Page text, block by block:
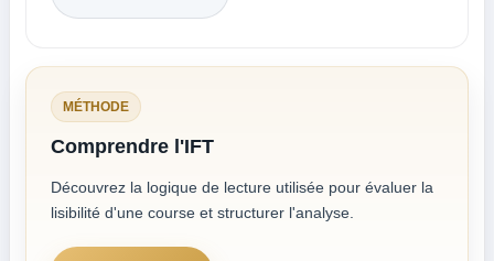
MÉTHODE
Comprendre l'IFT
Découvrez la logique de lecture utilisée pour évaluer la
lisibilité d'une course et structurer l'analyse.